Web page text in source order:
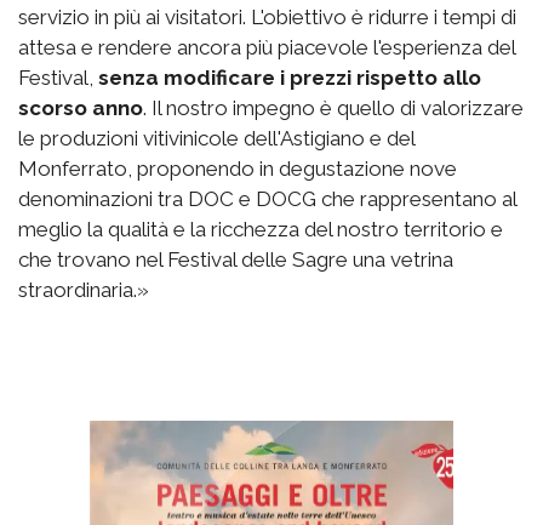
servizio in più ai visitatori. L'obiettivo è ridurre i tempi di
attesa e rendere ancora più piacevole l'esperienza del
Festival, senza modificare i prezzi rispetto allo
scorso anno. Il nostro impegno è quello di valorizzare
le produzioni vitivinicole dell'Astigiano e del
Monferrato, proponendo in degustazione nove
denominazioni tra DOC e DOCG che rappresentano al
meglio la qualità e la ricchezza del nostro territorio e
che trovano nel Festival delle Sagre una vetrina
straordinaria.»